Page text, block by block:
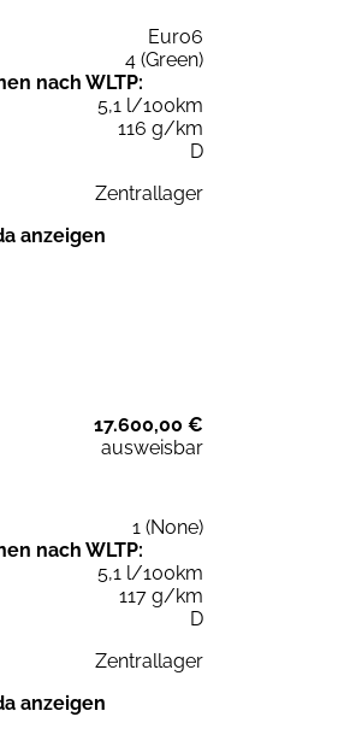
Euro6
4 (Green)
nach WLTP:
5,1 l/100km
116 g/km
D
Zentrallager
anzeigen
17.600,00 €
ausweisbar
1 (None)
nach WLTP:
5,1 l/100km
117 g/km
D
Zentrallager
anzeigen